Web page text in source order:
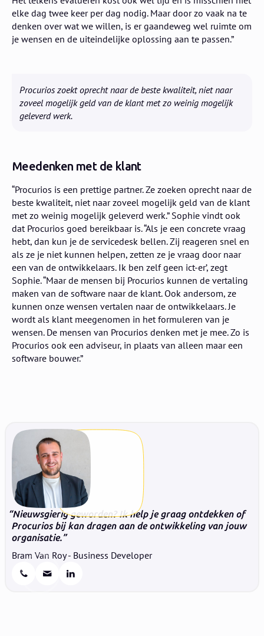
elke dag twee keer per dag nodig. Maar door zo vaak na te
denken over wat we willen, is er gaandeweg wel ruimte om
je wensen en de uiteindelijke oplossing aan te passen.”
Procurios zoekt oprecht naar de beste kwaliteit, niet naar
zoveel mogelijk geld van de klant met zo weinig mogelijk
geleverd werk.
Meedenken met de klant
“Procurios is een prettige partner. Ze zoeken oprecht naar de
beste kwaliteit, niet naar zoveel mogelijk geld van de klant
met zo weinig mogelijk geleverd werk.” Sophie vindt ook
dat Procurios goed bereikbaar is. “Als je een concrete vraag
hebt, dan kun je de servicedesk bellen. Zij reageren snel en
als ze je niet kunnen helpen, zetten ze je vraag door naar
een van de ontwikkelaars. Ik ben zelf geen ict-er’, zegt
Sophie. “Maar de mensen bij Procurios kunnen de vertaling
maken van de software naar de klant. Ook andersom, ze
kunnen onze wensen vertalen naar de ontwikkelaars. Je
wordt als klant meegenomen in het formuleren van je
wensen. De mensen van Procurios denken met je mee. Zo is
Procurios ook een adviseur, in plaats van alleen maar een
software bouwer.”
Nieuwsgierig geworden? Ik help je graag ontdekken of
Procurios bij kan dragen aan de ontwikkeling van jouw
organisatie.
Bram Van Roy - Business Developer